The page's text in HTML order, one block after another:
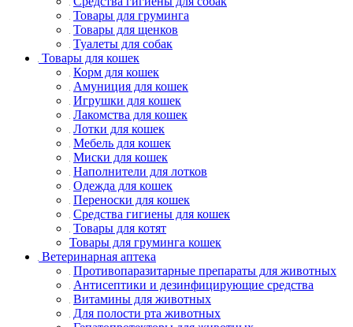
Товары для груминга
Товары для щенков
Туалеты для собак
Товары для кошек
Корм для кошек
Амуниция для кошек
Игрушки для кошек
Лакомства для кошек
Лотки для кошек
Мебель для кошек
Миски для кошек
Наполнители для лотков
Одежда для кошек
Переноски для кошек
Средства гигиены для кошек
Товары для котят
Товары для груминга кошек
Ветеринарная аптека
Противопаразитарные препараты для животных
Антисептики и дезинфицирующие средства
Витамины для животных
Для полости рта животных